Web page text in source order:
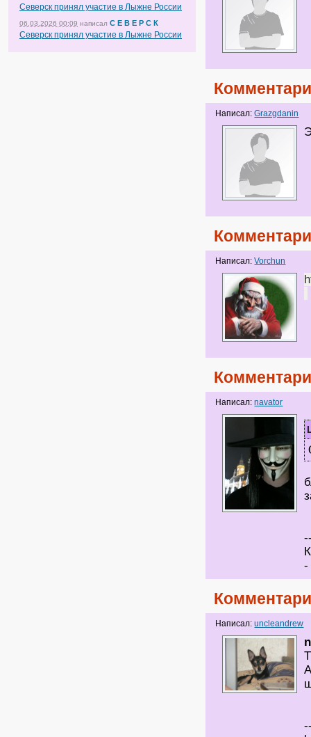
Северск принял участие в Лыжне России
06.03.2026 00:09 написал С Е В Е Р С К
Северск принял участие в Лыжне России
Написал:Grazgdanin
Написал:Vorchun
Написал:navator
-
Написал:uncleandrew